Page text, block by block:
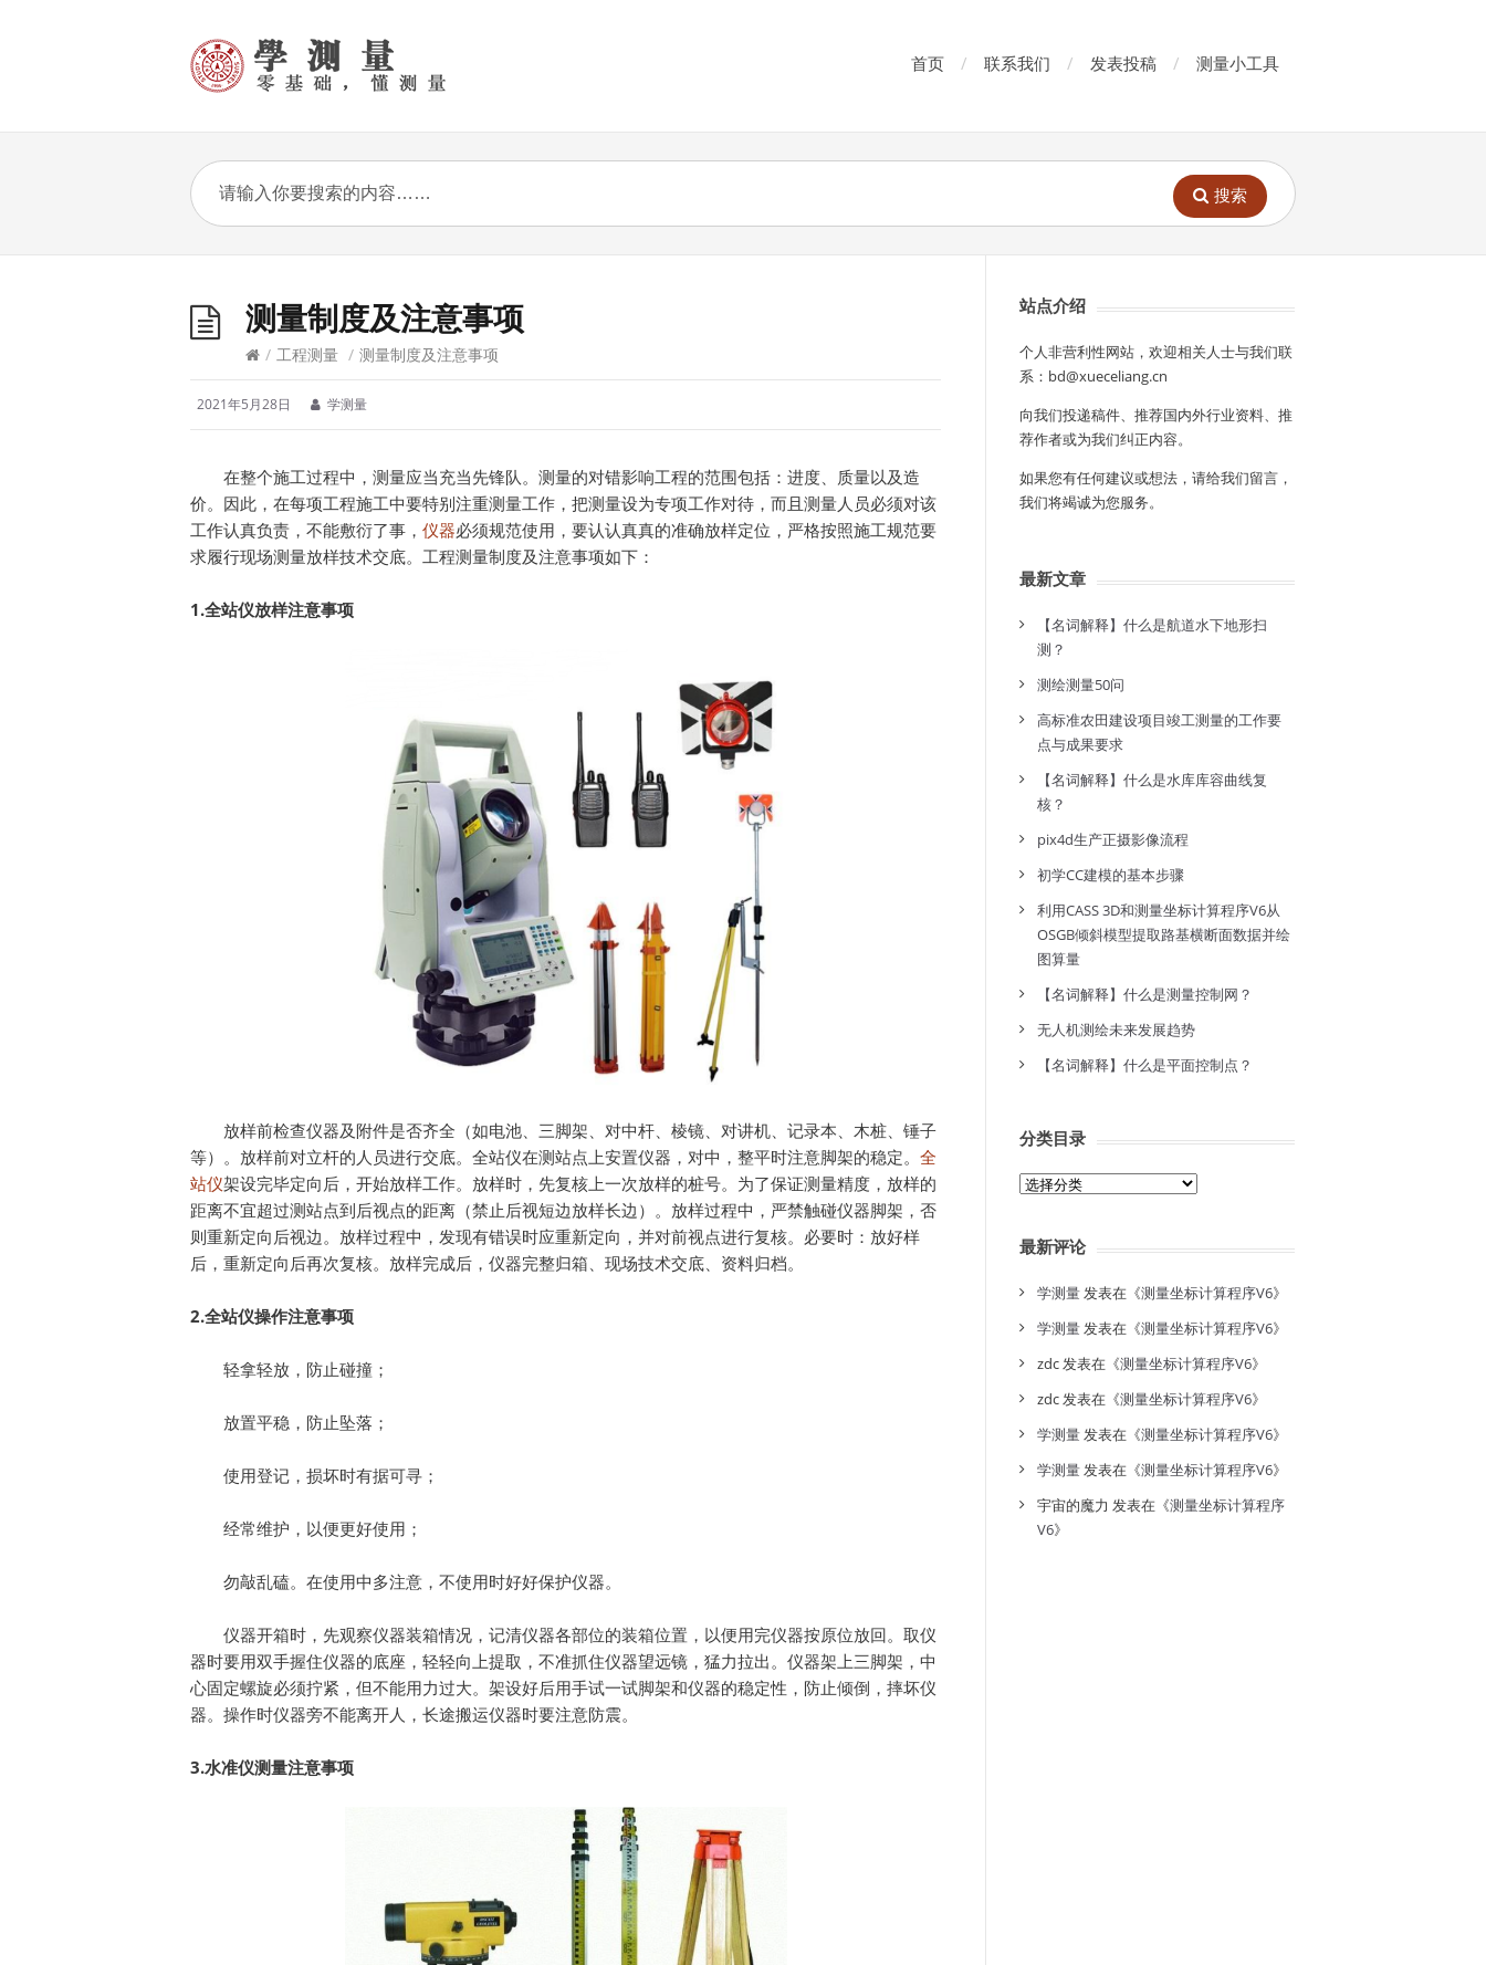
首页 联系我们 发表投稿 测量小工具
搜索
测量制度及注意事项
/ 工程测量 / 测量制度及注意事项
2021年5月28日 学测量
在整个施工过程中，测量应当充当先锋队。测量的对错影响工程的范围包括：进度、质量以及造
价。因此，在每项工程施工中要特别注重测量工作，把测量设为专项工作对待，而且测量人员必须对该
工作认真负责，不能敷衍了事， 仪器必须规范使用，要认认真真的准确放样定位，严格按照施工规范要
求履行现场测量放样技术交底。工程测量制度及注意事项如下：
1.全站仪放样注意事项
放样前检查仪器及附件是否齐全（如电池、三脚架、对中杆、棱镜、对讲机、记录本、木桩、锤子
等）。放样前对立杆的人员进行交底。全站仪在测站点上安置仪器，对中，整平时注意脚架的稳定。 全
站仪架设完毕定向后，开始放样工作。放样时，先复核上一次放样的桩号。为了保证测量精度，放样的
距离不宜超过测站点到后视点的距离（禁止后视短边放样长边）。放样过程中，严禁触碰仪器脚架，否
则重新定向后视边。放样过程中，发现有错误时应重新定向，并对前视点进行复核。必要时：放好样
后，重新定向后再次复核。放样完成后，仪器完整归箱、现场技术交底、资料归档。
2.全站仪操作注意事项
轻拿轻放，防止碰撞；
放置平稳，防止坠落；
使用登记，损坏时有据可寻；
经常维护，以便更好使用；
勿敲乱磕。在使用中多注意，不使用时好好保护仪器。
仪器开箱时，先观察仪器装箱情况，记清仪器各部位的装箱位置，以便用完仪器按原位放回。取仪
器时要用双手握住仪器的底座，轻轻向上提取，不准抓住仪器望远镜，猛力拉出。仪器架上三脚架，中
心固定螺旋必须拧紧，但不能用力过大。架设好后用手试一试脚架和仪器的稳定性，防止倾倒，摔坏仪
器。操作时仪器旁不能离开人，长途搬运仪器时要注意防震。
3.水准仪测量注意事项
站点介绍
个人非营利性网站，欢迎相关人士与我们联
系：bd@xueceliang.cn
向我们投递稿件、推荐国内外行业资料、推
荐作者或为我们纠正内容。
如果您有任何建议或想法，请给我们留言，
我们将竭诚为您服务。
最新文章
【名词解释】什么是航道水下地形扫
测？
测绘测量50问
高标准农田建设项目竣工测量的工作要
点与成果要求
【名词解释】什么是水库库容曲线复
核？
pix4d生产正摄影像流程
初学CC建模的基本步骤
利用CASS 3D和测量坐标计算程序V6从
OSGB倾斜模型提取路基横断面数据并绘
图算量
【名词解释】什么是测量控制网？
无人机测绘未来发展趋势
【名词解释】什么是平面控制点？
分类目录
分
录
最新评论
学测量发表在《测量坐标计算程序V6》
学测量发表在《测量坐标计算程序V6》
zdc发表在《测量坐标计算程序V6》
zdc发表在《测量坐标计算程序V6》
学测量发表在《测量坐标计算程序V6》
学测量发表在《测量坐标计算程序V6》
宇宙的魔力 发表在《测量坐标计算程序
V6》